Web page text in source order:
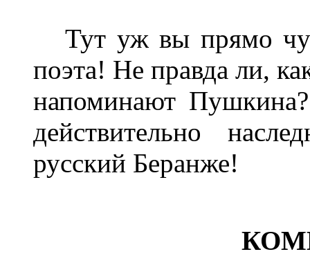
Тут уж вы прямо
поэта! Не правда ли,
напоминают
действительно
русский Беранже!